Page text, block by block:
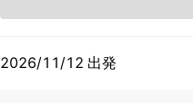
2026/11/12 出発